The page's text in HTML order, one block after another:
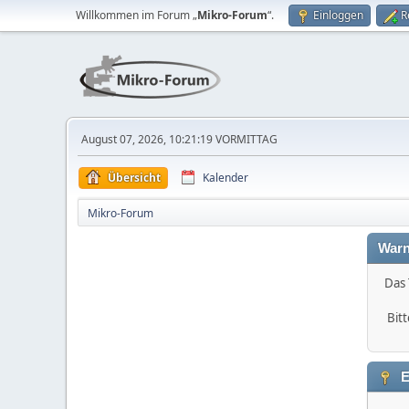
Willkommen im Forum „Mikro-Forum“. Einloggen
August 07, 2026, 10:21:19 VORMITTAG
Übersicht Kalender
Mikro-Forum